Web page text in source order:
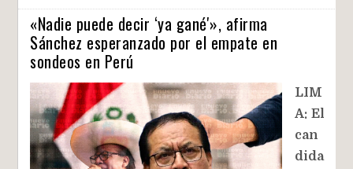
«Nadie puede decir ‘ya gané'», afirma
Sánchez esperanzado por el empate en
sondeos en Perú
LIM
A: El
can
dida